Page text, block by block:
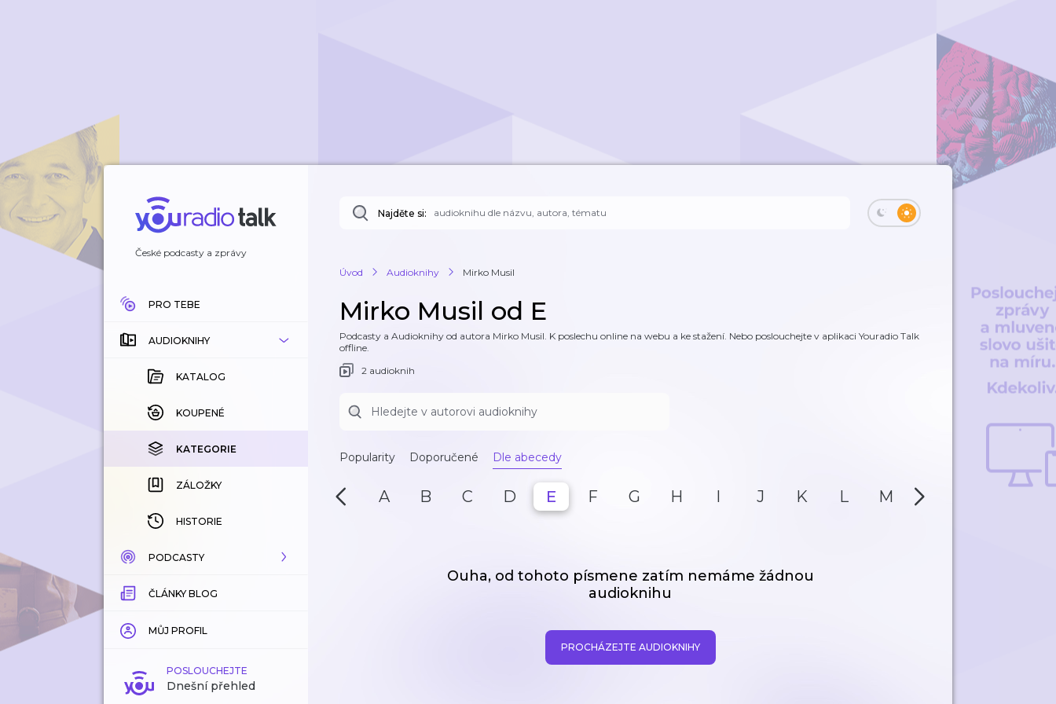
České podcasty a zprávy
PRO TEBE
AUDIOKNIHY
KATALOG
KOUPENÉ
KATEGORIE
ZÁLOŽKY
HISTORIE
PODCASTY
KATALOG
KATEGORIE
ZÁLOŽKY
ČLÁNKY BLOG
MŮJ PROFIL
POSLOUCHEJTE
Dnešní přehled
Najděte si:
Úvod Audioknihy Mirko Musil
Mirko Musil od E
Podcasty a Audioknihy od autora Mirko Musil. K poslechu online na webu a ke stažení. Nebo poslouchejte v aplikaci Youradio Talk
offline.
2 audioknih
Popularity Doporučené Dle abecedy
A B C D E F G H I J K L M N
Ouha, od tohoto písmene zatím nemáme žádnou
audioknihu
PROCHÁZEJTE AUDIOKNIHY